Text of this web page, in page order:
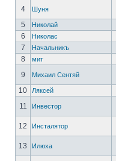
4
Шуня
5
Николай
6
Николас
7
Начальникъ
8
мит
9
Михаил Сентяй
10
Ляксей
11
Инвестор
12
Инсталятор
13
Илюха